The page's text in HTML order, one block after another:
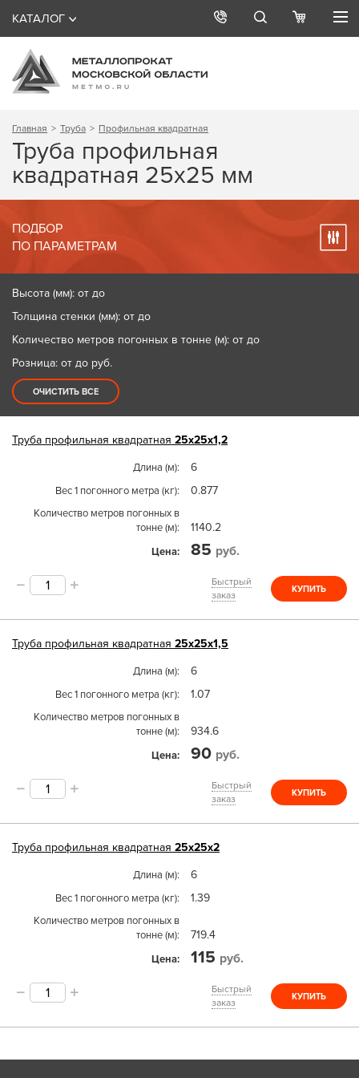
КАТАЛОГ
Главная Труба Профильная квадратная
Труба профильная
квадратная 25x25 мм
ПОДБОР
ПО ПАРАМЕТРАМ
Высота (мм): от до
Толщина стенки (мм): от до
Количество метров погонных в тонне (м): от до
Розница: от до руб.
ОЧИСТИТЬ ВСЕ
Труба профильная квадратная 25х25х1,2
Длина (м) 6
Вес 1 погонного метра (кг) 0.877
Количество метров погонных в
тонне (м)
1140.2
Цена 85 руб.
Быстрый
заказ
КУПИТЬ
Труба профильная квадратная 25х25х1,5
Длина (м) 6
Вес 1 погонного метра (кг) 1.07
Количество метров погонных в
тонне (м)
934.6
Цена 90 руб.
Быстрый
заказ
КУПИТЬ
Труба профильная квадратная 25х25х2
Длина (м) 6
Вес 1 погонного метра (кг) 1.39
Количество метров погонных в
тонне (м)
719.4
Цена 115 руб.
Быстрый
заказ
КУПИТЬ